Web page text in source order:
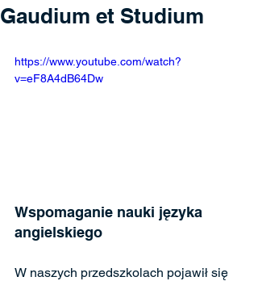
Gaudium et Studium
https://www.youtube.com/watch?
v=eF8A4dB64Dw
Wspomaganie nauki języka
angielskiego
W naszych przedszkolach pojawił się